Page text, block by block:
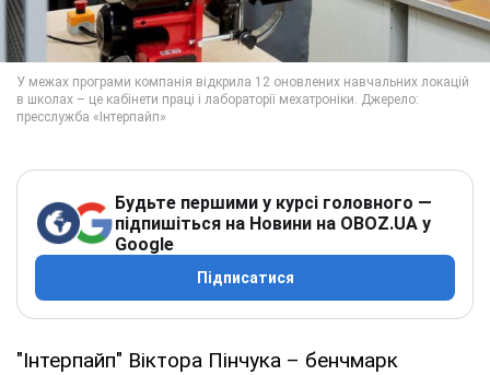
Будьте першими у курсі головного —
підпишіться на Новини на OBOZ.UA у
Google
Підписатися
"Інтерпайп" Віктора Пінчука – бенчмарк